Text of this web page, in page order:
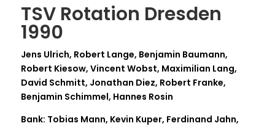
TSV Rotation Dresden
1990
Jens Ulrich, Robert Lange, Benjamin Baumann,
Robert Kiesow, Vincent Wobst, Maximilian Lang,
David Schmitt, Jonathan Diez, Robert Franke,
Benjamin Schimmel, Hannes Rosin
Bank: Tobias Mann, Kevin Kuper, Ferdinand Jahn,